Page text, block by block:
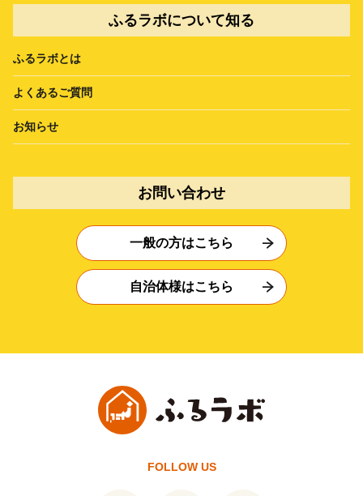
ふるラボについて知る
ふるラボとは
よくあるご質問
お知らせ
お問い合わせ
一般の方はこちら
自治体様はこちら
FOLLOW US